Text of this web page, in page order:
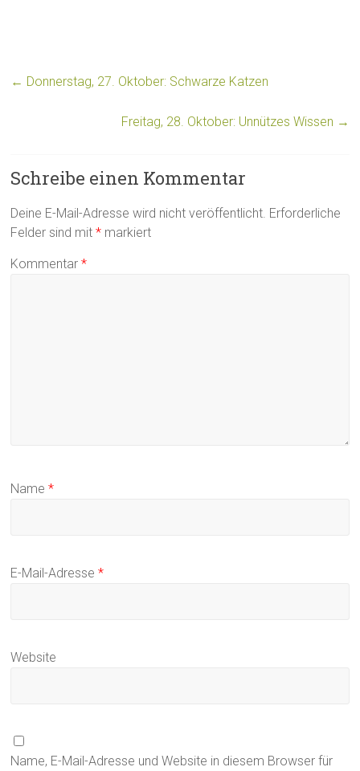
← Donnerstag, 27. Oktober: Schwarze Katzen
Freitag, 28. Oktober: Unnützes Wissen →
Schreibe einen Kommentar
Deine E-Mail-Adresse wird nicht veröffentlicht. Erforderliche
Felder sind mit* markiert
Kommentar*
Name*
E-Mail-Adresse*
Website
Name, E-Mail-Adresse und Website in diesem Browser für